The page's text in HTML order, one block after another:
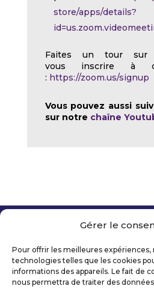
Gérer le
Pour offrir les meilleures expériences,
technologies telles que les cookies
informations des appareils. Le fait de
nous permettra de traiter des
store/apps/details?
Faites un tour
vous inscrire à
: https://zoom.us/signup
Vous pouvez aussi
sur notre chaîne
Mentions légales
Politique de confidentialité
Déclaration d’accessibilité